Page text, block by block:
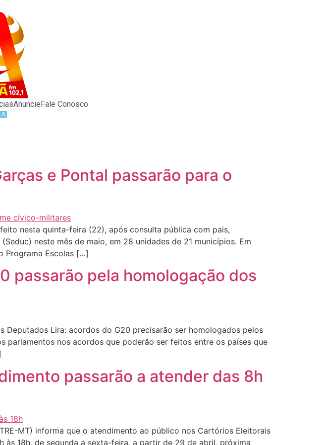
AnuncieFale Conosco
e Pontal passarão para o
nesta quinta-feira (22), após consulta pública com pais,
neste mês de maio, em 28 unidades de 21 municípios. Em
Programa Escolas […]
passarão pela homologação dos
Deputados Lira: acordos do G20 precisarão ser homologados pelos
parlamentos nos acordos que poderão ser feitos entre os países que
passarão a atender das 8h
MT) informa que o atendimento ao público nos Cartórios Eleitorais
18h, de segunda a sexta-feira, a partir de 29 de abril, próxima